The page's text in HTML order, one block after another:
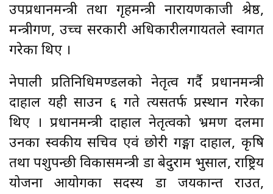
उपप्रधानमन्त्री तथा गृहमन्त्री नारायणकाजी श्रेष्ठ,
मन्त्रीगण, उच्च सरकारी अधिकारीलगायतले स्वागत
गरेका थिए ।
नेपाली प्रतिनिधिमण्डलको नेतृत्व गर्दै प्रधानमन्त्री
दाहाल यही साउन ६ गते त्यसतर्फ प्रस्थान गरेका
थिए । प्रधानमन्त्री दाहाल नेतृत्वको भ्रमण दलमा
उनका स्वकीय सचिव एवं छोरी गङ्गा दाहाल, कृषि
तथा पशुपन्छी विकासमन्त्री डा बेदुराम भुसाल, राष्ट्रिय
योजना आयोगका सदस्य डा जयकान्त राउत,